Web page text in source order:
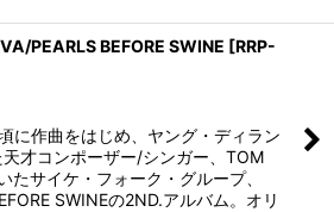
PEARLS BEFORE SWINE [RRP-
に作曲をはじめ、ヤング・ディラン
天才コンポーザー/シンガー、TOM
たサイケ・フォーク・グループ、
SWINEの2ND.アルバム。オリ